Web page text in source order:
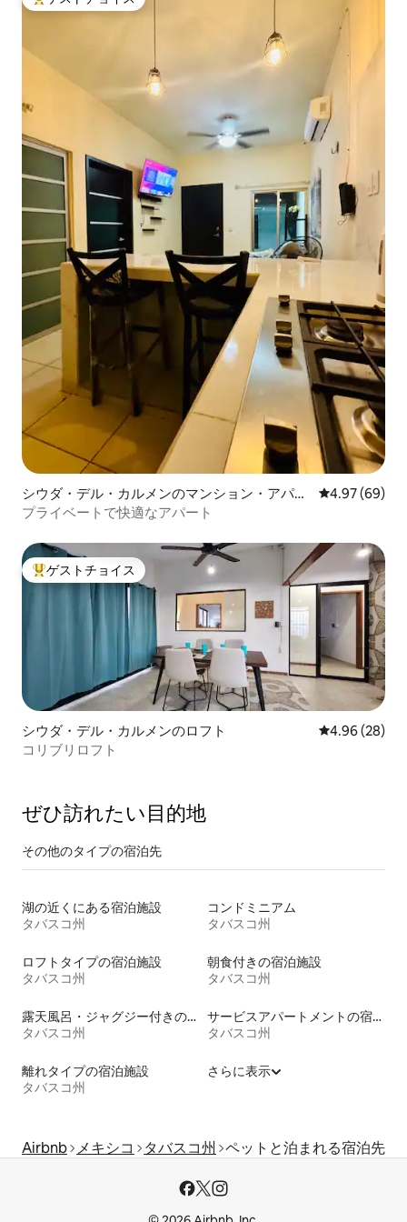
大好評のゲストチョイスです。
シウダ・デル・カルメンのマンション・アパー
ト
レビュー69
4.97 (69)
プライベートで快適なアパート
大好評のゲストチョイスです。
ゲストチョイス
シウダ・デル・カルメンのロフト レビュー28
4.96 (28)
コリブリロフト
ぜひ訪⁠れ⁠た⁠い目⁠的⁠地
その他のタ⁠イ⁠プ⁠の宿⁠泊⁠先
湖の近くにある宿泊施設
タバスコ州
コンドミニアム
タバスコ州
ロフトタイプの宿泊施設
タバスコ州
朝食付きの宿泊施設
タバスコ州
露天風呂・ジャグジー付きの宿泊施設
タバスコ州
サービスアパートメントの宿泊施設
タバスコ州
離れタイプの宿泊施設
タバスコ州
さらに表示
Airbnb メキシコ タバスコ州 ペットと泊まれる宿泊先